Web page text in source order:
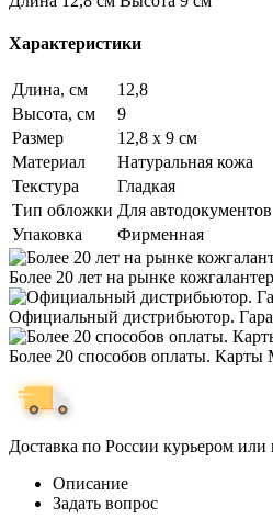
Характеристики
Длина, см
12,8
Высота, см
9
Размер
12,8 х 9 см
Материал
Натуральная кожа
Текстура
Гладкая
Тип обложки Для автодокументов
Упаковка
Фирменная
Более 20 лет на рынке
Официальный дистрибьютор.
Более 20 способов оплаты. Карты
Доставка по России курьером
Описание
Задать вопрос